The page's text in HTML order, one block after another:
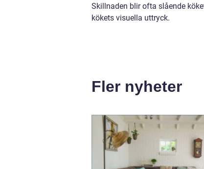
Skillnaden blir ofta slående
kökets visuella uttryck.
Fler nyheter